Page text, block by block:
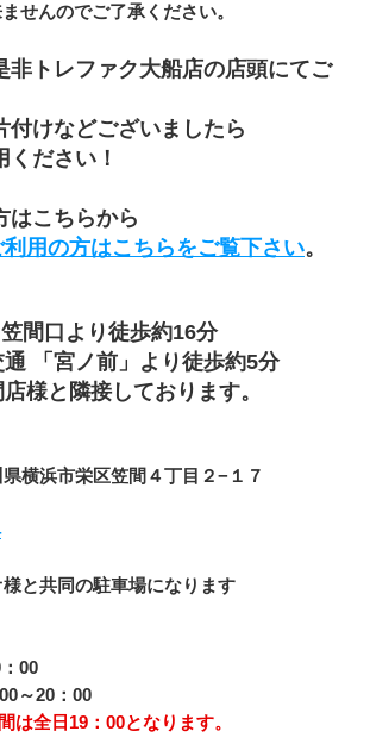
せんのでご了承ください。
付けなどございましたら
ください！
はこちらから
用の方はこちらをご覧下さい。
間口より徒歩約16分
「宮ノ前」より徒歩約5分
様と隣接しております。
横浜市栄区笠間４丁目２−１７
と共同の駐車場になります
00
～20：00
は全日19：00となります。